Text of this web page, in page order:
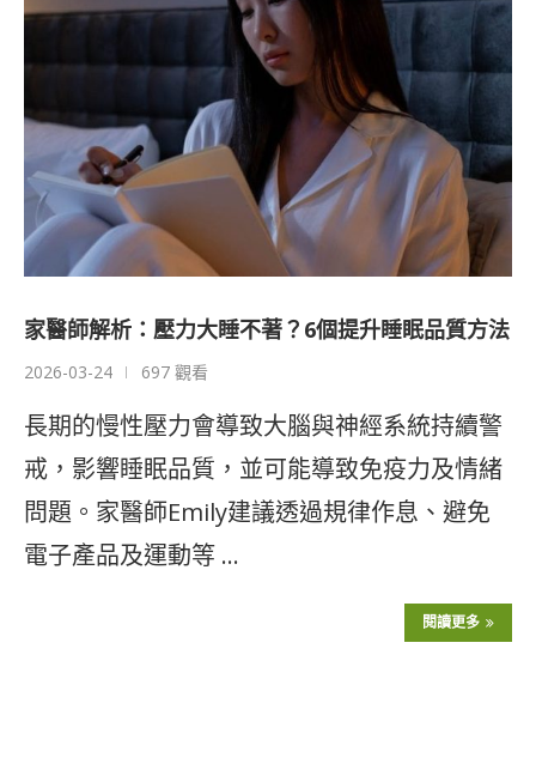
家醫師解析：壓力大睡不著？6個提升睡眠品質方法
2026-03-24 697 觀看
長期的慢性壓力會導致大腦與神經系統持續警
戒，影響睡眠品質，並可能導致免疫力及情緒
問題。家醫師Emily建議透過規律作息、避免
電子產品及運動等 …
閱讀更多